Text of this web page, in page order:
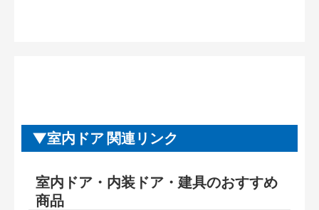
室内ドア 関連リンク
室内ドア・内装ドア・建具のおすすめ
商品